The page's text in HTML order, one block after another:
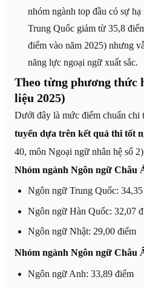
nhóm ngành top đầu có sự
Trung Quốc giảm từ 35,8
điểm vào năm 2025) nhưng
năng lực ngoại ngữ xuất sắc.
Theo từng phương thức
liệu 2025)
Dưới đây là mức điểm chuẩn chi
tuyển dựa trên kết quả thi tốt
40, môn Ngoại ngữ nhân hệ số
Nhóm ngành Ngôn ngữ Châu
Ngôn ngữ Trung Quốc:
Ngôn ngữ Hàn Quốc: 32,07
Ngôn ngữ Nhật: 29,00 điểm
Nhóm ngành Ngôn ngữ Châu
Ngôn ngữ Anh: 33,89 điểm